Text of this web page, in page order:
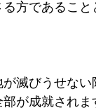
方であること
滅びうせない
が成就されま